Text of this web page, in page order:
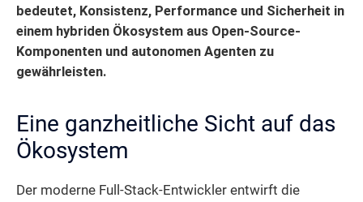
bedeutet, Konsistenz, Performance und Sicherheit in
einem hybriden Ökosystem aus Open-Source-
Komponenten und autonomen Agenten zu
gewährleisten.
Eine ganzheitliche Sicht auf das
Ökosystem
Der moderne Full-Stack-Entwickler entwirft die